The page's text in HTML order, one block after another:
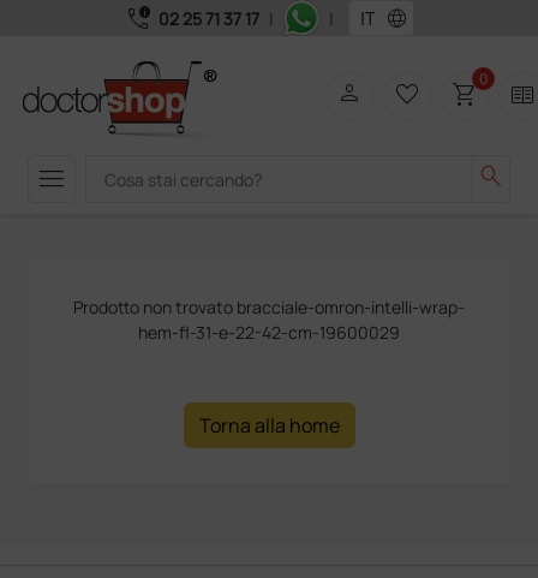
call_quality 02 25 71 37 17 | | language
menu search
person favorite_border shopping_cart0 two_pager
Prodotto non trovato bracciale-omron-intelli-wrap-
hem-fl-31-e-22-42-cm-19600029
Torna alla home